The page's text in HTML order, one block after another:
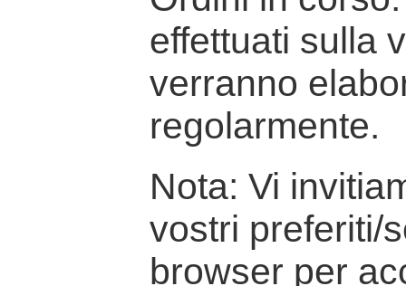
effettuati sulla
verranno
regolarmente.
Nota: Vi
vostri preferiti/
browser per